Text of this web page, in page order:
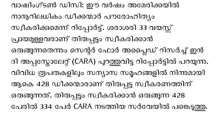
വാഷിംഗ്ടണ്‍ ഡി‌സി: ഈ വർഷം അമേരിക്കയില്‍
നാനൂറിലധികം ഡീക്കന്മാര്‍ പൗരോഹിത്യം
സ്വീകരിക്കുമെന്ന് റിപ്പോര്‍ട്ട്. ശരാശരി 33 വയസ്സ്
പ്രായമുള്ളവരാണ് തിരുപ്പട്ടം സ്വീകരിക്കാന്‍
ഒരുങ്ങുന്നതെന്നും സെന്റർ ഫോർ അപ്ലൈഡ് റിസർച്ച് ഇൻ
ദി അപ്പസ്തോലേറ്റ് (CARA) പുറത്തുവിട്ട റിപ്പോര്‍ട്ടില്‍ പറയുന്നു.
വിവിധ രൂപതകളിലും സന്യാസ സമൂഹങ്ങളില്‍ നിന്നുമായി
ആകെ 428 ഡീക്കന്മാരാണ് തിരുപ്പട്ട സ്വീകരണത്തിന്
ഒരുങ്ങുന്നത്. തിരുപ്പട്ടം സ്വീകരിക്കാന്‍ ഒരുങ്ങുന്ന 428
പേരില്‍ 334 പേര്‍ CARA നടത്തിയ സർവേയിൽ പങ്കെടുത്തു.